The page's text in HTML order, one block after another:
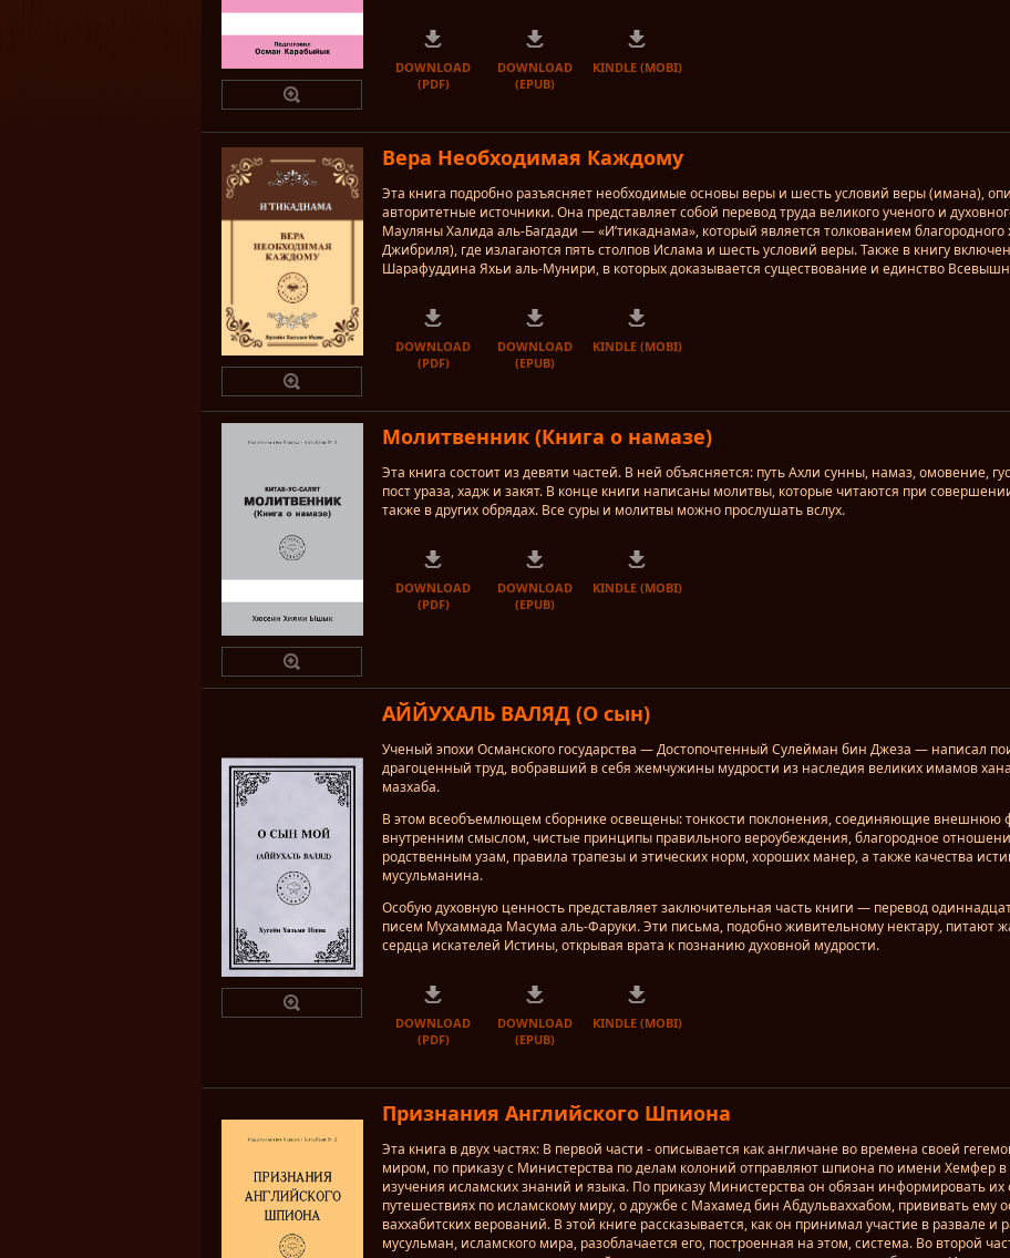
DOWNLOAD
(PDF)
DOWNLOAD
(EPUB)
KINDLE (MOBI)
Вера Необходимая Каждому
Эта книга подробно разъясняет необходимые основы веры и шесть условий веры (имана),
авторитетные источники. Она представляет собой перевод труда великого ученого и
Мауляны Халида аль-Багдади — «И’тикаднама», который является толкованием благородного
Джибриля), где излагаются пять столпов Ислама и шесть условий веры. Также в книгу
Шарафуддина Яхьи аль-Мунири, в которых доказывается существование и единство
DOWNLOAD
(PDF)
DOWNLOAD
(EPUB)
KINDLE (MOBI)
Молитвенник (Книга о намазе)
Эта книга состоит из девяти частей. В ней объясняется: путь Ахли сунны, намаз, омовение,
пост ураза, хадж и закят. В конце книги написаны молитвы, которые читаются при
также в других обрядах. Все суры и молитвы можно прослушать вслух.
DOWNLOAD
(PDF)
DOWNLOAD
(EPUB)
KINDLE (MOBI)
АЙЙУХАЛЬ ВАЛЯД (О сын)
Ученый эпохи Османского государства — Достопочтенный Сулейман бин Джеза — написал
драгоценный труд, вобравший в себя жемчужины мудрости из наследия великих имамов
мазхаба.
В этом всеобъемлющем сборнике освещены: тонкости поклонения, соединяющие внешнюю
внутренним смыслом, чистые принципы правильного вероубеждения, благородное
родственным узам, правила трапезы и этических норм, хороших манер, а также качества
мусульманина.
Особую духовную ценность представляет заключительная часть книги — перевод
писем Мухаммада Масума аль-Фаруки. Эти письма, подобно живительному нектару, питают
сердца искателей Истины, открывая врата к познанию духовной мудрости.
DOWNLOAD
(PDF)
DOWNLOAD
(EPUB)
KINDLE (MOBI)
Признания Английского Шпиона
Эта книга в двух частях: В первой части - описывается как англичане во времена своей
миром, по приказу с Министерства по делам колоний отправляют шпиона по имени Хемфер в
изучения исламских знаний и языка. По приказу Министерства он обязан информировать их
путешествиях по исламскому миру, о дружбе с Махамед бин Абдульваххабом, прививать ему
ваххабитских верований. В этой книге рассказывается, как он принимал участие в развале и
мусульман, исламского мира, разоблачается его, построенная на этом, система. Во второй